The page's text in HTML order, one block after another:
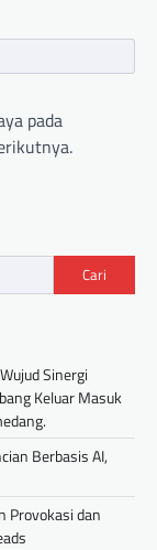
pada
Cari
Sinergi
Keluar Masuk
Berbasis AI,
Provokasi dan